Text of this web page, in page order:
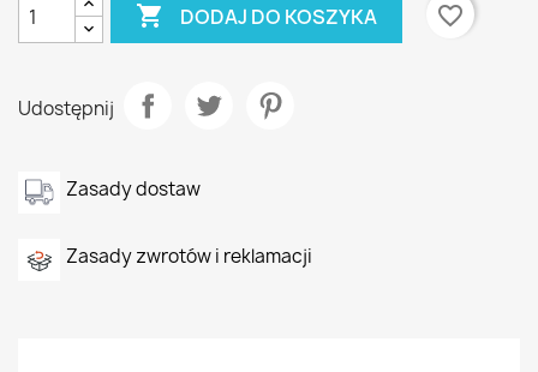
 DODAJ DO KOSZYKA favorite_border
Udostępnij
Zasady dostaw
Zasady zwrotów i reklamacji